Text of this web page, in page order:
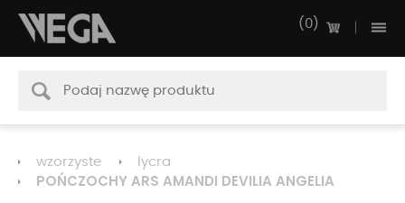
0
wzorzyste lycra
POŃCZOCHY ARS AMANDI DEVILIA ANGELIA